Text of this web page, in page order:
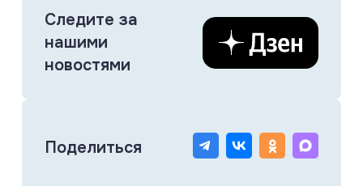
Следите за
нашими
новостями
Поделиться